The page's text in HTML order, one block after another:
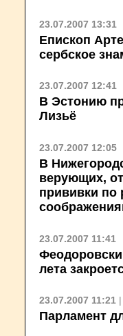
23.07.2007 13:31
Епископ
сербское
23.07.2007 12:41
В Эстонию
Лизьё
23.07.2007 12:05
В
верующих,
прививки по
23.07.2007 11:41
лета
23.07.2007 11:21
Парламент